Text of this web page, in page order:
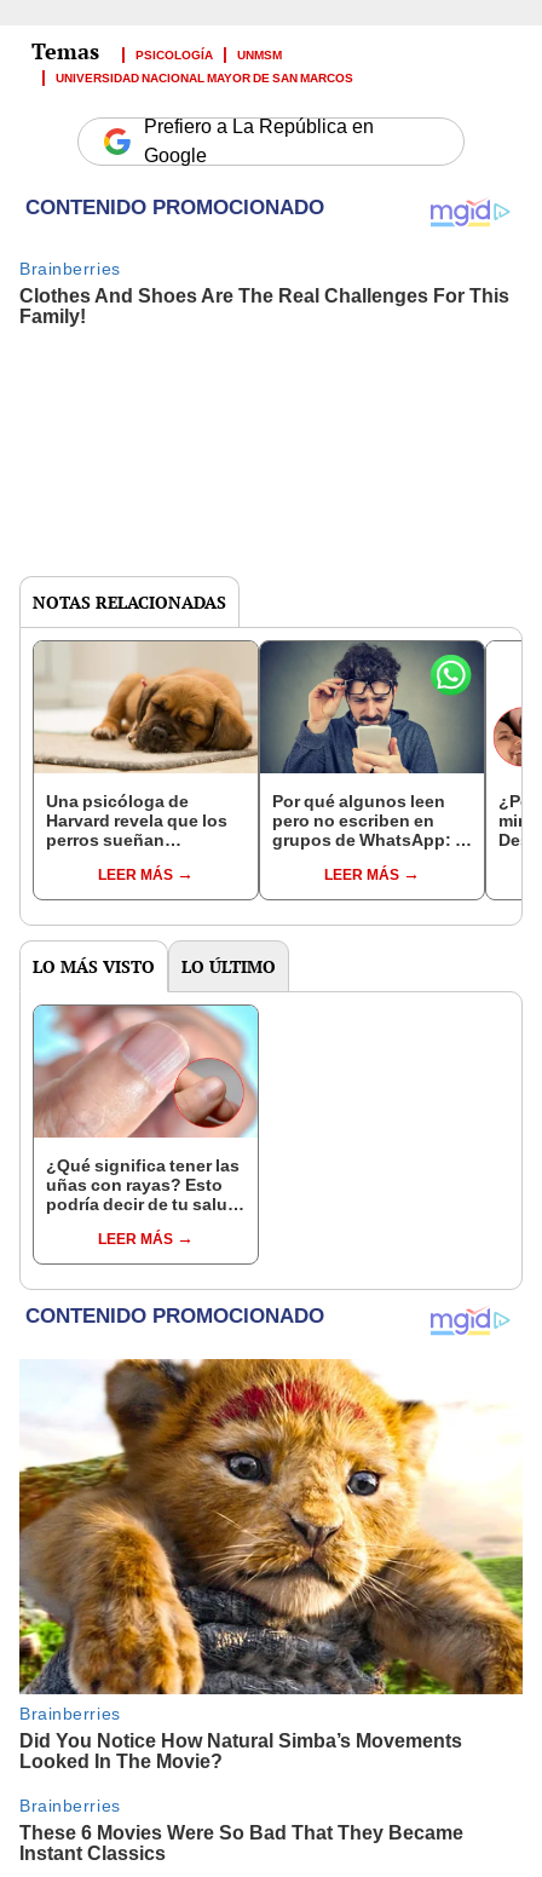
PSICOLOGÍA
UNMSM
UNIVERSIDAD NACIONAL MAYOR DE SAN MARCOS
Prefiero a La República en
Google
NOTAS RELACIONADAS
Una psicóloga de
Harvard revela que los
perros sueñan
con sus dueños
LEER MÁS
Por qué algunos leen
pero no escriben en
grupos de WhatsApp: lo
sobre el silencio digital
LEER MÁS
¿Por
la
LO MÁS VISTO LO ÚLTIMO
¿Qué significa tener las
uñas con rayas? Esto
podría decir de tu salud
LEER MÁS